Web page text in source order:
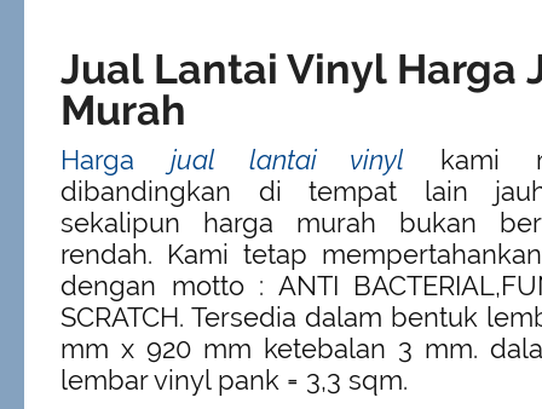
Jual Lantai Vinyl Harga
Murah
Harga jual lantai vinyl kami
dibandingkan di tempat lain
sekalipun harga murah bukan
rendah. Kami tetap
dengan motto : ANTI
SCRATCH. Tersedia dalam bentuk
mm x 920 mm ketebalan 3 mm.
lembar vinyl pank = 3,3 sqm.